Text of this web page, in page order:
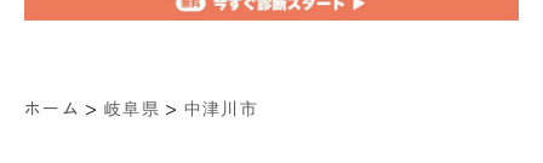
ホーム > 岐阜県 > 中津川市